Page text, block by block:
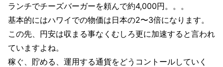
ランチでチーズバーガーを頼んで約4,000円。。。
基本的にはハワイでの物価は日本の2〜3倍になります。
この先、円安は収まる事なくむしろ更に加速すると言われ
ていますよね。
稼ぐ、貯める、運用する通貨をどうコントールしていく